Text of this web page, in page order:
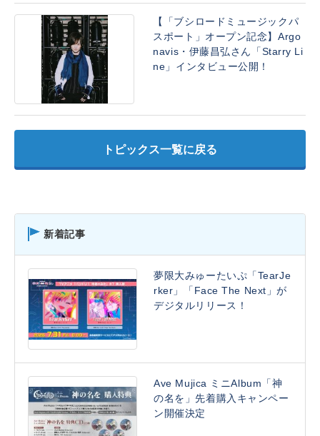
【「ブシロードミュージックパ
スポート」オープン記念】Argo
navis・伊藤昌弘さん「Starry Li
ne」インタビュー公開！
トピックス一覧に戻る
新着記事
夢限大みゅーたいぷ「TearJe
rker」「Face The Next」が
デジタルリリース！
Ave Mujica ミニAlbum「神
の名を」先着購入キャンペー
ン開催決定